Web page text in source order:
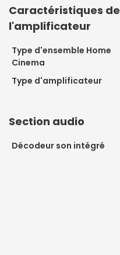
Caractéristiques de
l'amplificateur
Type d'ensemble Home
Cinema
Type d'amplificateur
Section audio
Décodeur son intégré